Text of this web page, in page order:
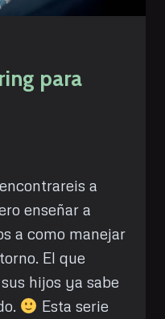
para
a
enseñar a
a como manejar
El que
hijos ya sabe
Esta serie